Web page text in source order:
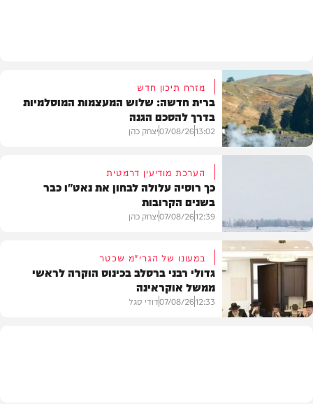
מזרח תיכון חדש
ברית חדשה: שלוש המעצמות המוסלמיות
בדרך להסכם הגנה
13:02
07/08/26יצחק כהן
הערכת מודיעין דרמטית
כך רוסיה עלולה לבחון את נאט"ו כבר
בשנים הקרובות
12:39
07/08/26יצחק כהן
במעונו של הגרי"מ שכטר
גדולי רבני ברסלב בכינוס הוקרה לראשי
ממשל אוקראינה
12:33
07/08/26דודי סגל